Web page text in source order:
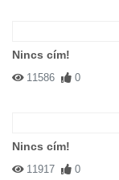
Nincs cím!
11586 0
Nincs cím!
11917 0